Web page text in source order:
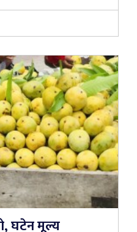
घटेन मूल्य